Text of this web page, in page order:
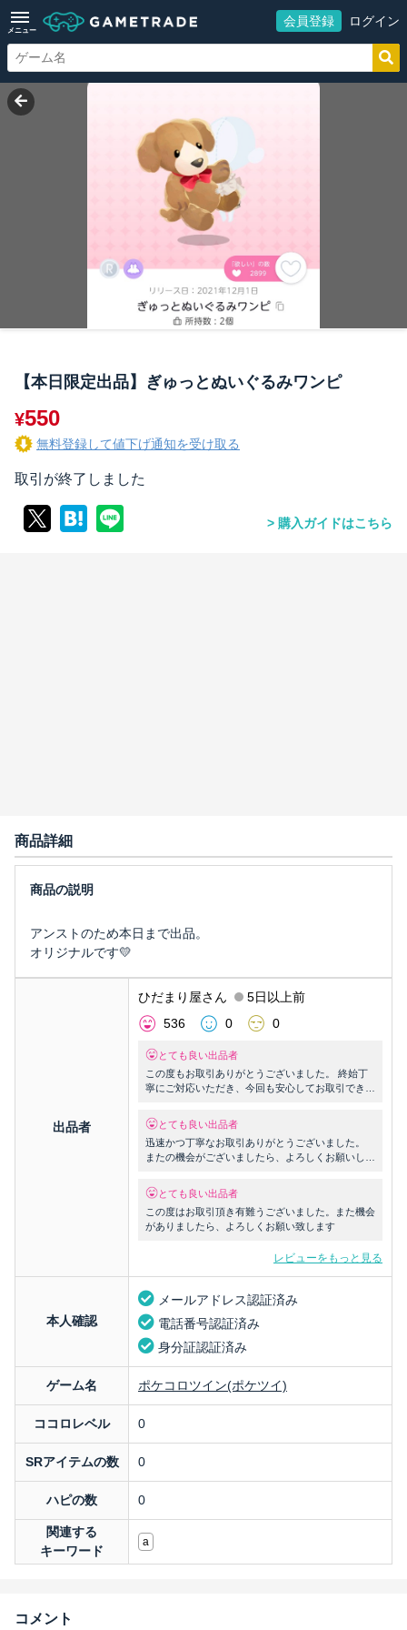
メニュー
会員登録 ログイン
【本日限定出品】ぎゅっとぬいぐるみワンピ
¥550
無料登録して値下げ通知を受け取る
取引が終了しました
購入ガイドはこちら
商品詳細
アンストのため本日まで出品。
オリジナルです💛
出品者
ひだまり屋さん
5日以上前
536
0 0
とても良い出品者
この度もお取引ありがとうございました。 終始丁
寧にご対応いただき、今回も安心してお取引できま
たします。
とても良い出品者
迅速かつ丁寧なお取引ありがとうございました。
またの機会がございましたら、よろしくお願いしま
とても良い出品者
この度はお取引頂き有難うございました。また機会
がありましたら、よろしくお願い致します
レビューをもっと見る
本人確認
メールアドレス認証済み
電話番号認証済み
身分証認証済み
ゲーム名 ポケコロツイン(ポケツイ)
ココロレベル 0
SRアイテムの数 0
ハピの数 0
関連する
キーワード
a
コメント